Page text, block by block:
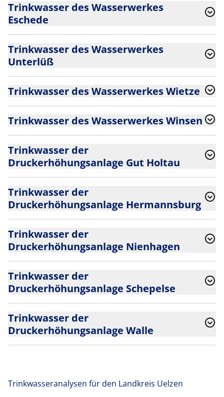
Trinkwasser des Wasserwerkes
Eschede
Trinkwasser des Wasserwerkes
Unterlüß
Trinkwasser des Wasserwerkes Wietze
Trinkwasser des Wasserwerkes Winsen
Trinkwasser der
Druckerhöhungsanlage Gut Holtau
Trinkwasser der
Druckerhöhungsanlage Hermannsburg
Trinkwasser der
Druckerhöhungsanlage Nienhagen
Trinkwasser der
Druckerhöhungsanlage Schepelse
Trinkwasser der
Druckerhöhungsanlage Walle
Trinkwasseranalysen für den Landkreis Uelzen